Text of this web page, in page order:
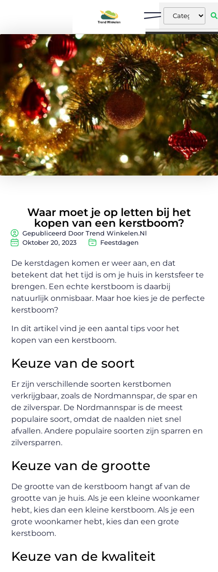
Waar moet je op letten bij het
kopen van een kerstboom?
Gepubliceerd Door Trend Winkelen.nl
Oktober 20, 2023
Feestdagen
De kerstdagen komen er weer aan, en dat
betekent dat het tijd is om je huis in kerstsfeer te
brengen. Een echte kerstboom is daarbij
natuurlijk onmisbaar. Maar hoe kies je de perfecte
kerstboom?
In dit artikel vind je een aantal tips voor het
kopen van een kerstboom.
Keuze van de soort
Er zijn verschillende soorten kerstbomen
verkrijgbaar, zoals de Nordmannspar, de spar en
de zilverspar. De Nordmannspar is de meest
populaire soort, omdat de naalden niet snel
afvallen. Andere populaire soorten zijn sparren en
zilversparren.
Keuze van de grootte
De grootte van de kerstboom hangt af van de
grootte van je huis. Als je een kleine woonkamer
hebt, kies dan een kleine kerstboom. Als je een
grote woonkamer hebt, kies dan een grote
kerstboom.
Keuze van de kwaliteit